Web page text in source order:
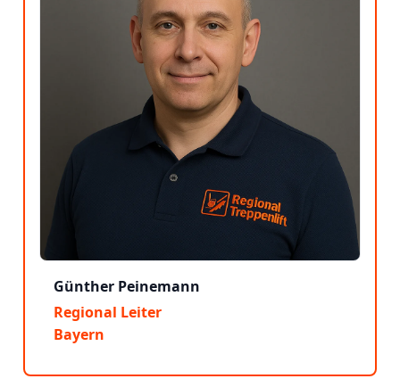
Günther Peinemann
Regional Leiter
Bayern